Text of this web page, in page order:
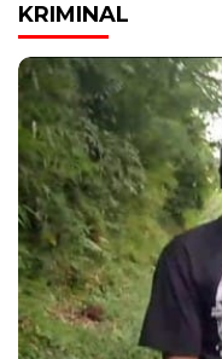
KRIMINAL